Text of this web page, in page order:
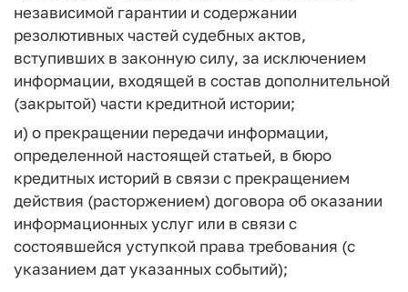
независимой гарантии и содержании
резолютивных частей судебных актов,
вступивших в законную силу, за исключением
информации, входящей в состав дополнительной
(закрытой) части кредитной истории;
и) о прекращении передачи информации,
определенной настоящей статьей, в бюро
кредитных историй в связи с прекращением
действия (расторжением) договора об оказании
информационных услуг или в связи с
состоявшейся уступкой права требования (с
указанием дат указанных событий);